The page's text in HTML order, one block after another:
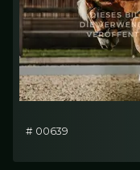
# 00639